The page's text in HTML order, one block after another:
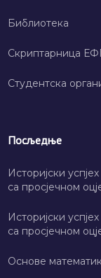
Библиотека
Скриптарница
Студентска
Посљедње
Историјски
са просјечном
Историјски
са просјечном
Основе